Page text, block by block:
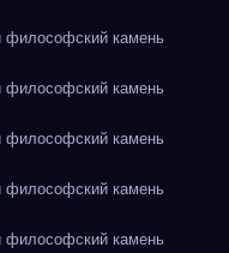
камень
камень
камень
камень
камень